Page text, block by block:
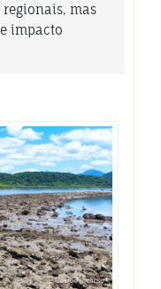
mas
impacto